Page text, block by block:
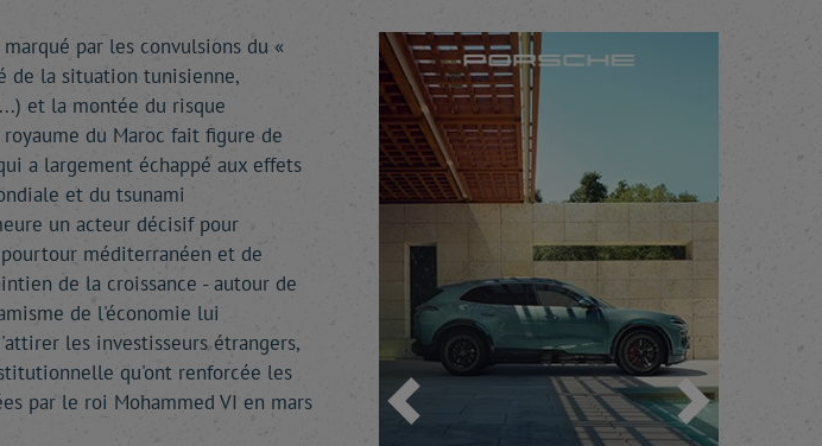
par les convulsions du «
de la situation tunisienne,
et la montée du risque
du Maroc fait figure de
a largement échappé aux effets
et du tsunami
un acteur décisif pour
méditerranéen et de
de la croissance - autour de
de l'économie lui
les investisseurs étrangers,
qu'ont renforcée les
par le roi Mohammed VI en mars
Précédent Suivant